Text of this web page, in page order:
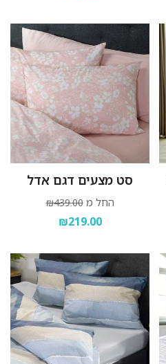
סט מצעים דגם אדל
החל מ ₪439.00
₪219.00